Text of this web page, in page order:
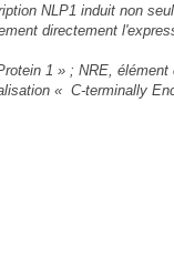
NLP1 induit non
directement
1 » ; NRE,
« C-terminally